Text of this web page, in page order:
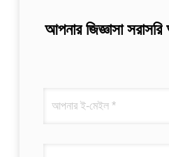
আপনার জিজ্ঞাসা